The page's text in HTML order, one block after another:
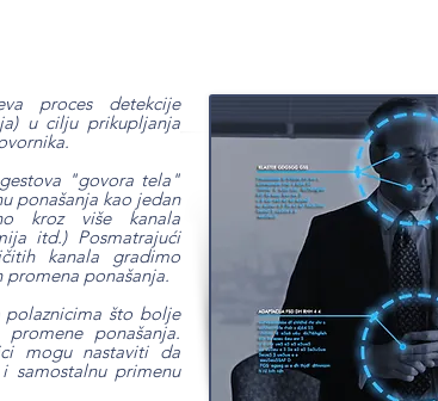
proces detekcije
u cilju prikupljanja
"govora tela"
ponašanja kao jedan
kroz više kanala
itd.)Posmatrajući
kanala gradimo
promena ponašanja.
polaznicima što bolje
ponašanja.
mogu nastaviti da
samostalnu primenu